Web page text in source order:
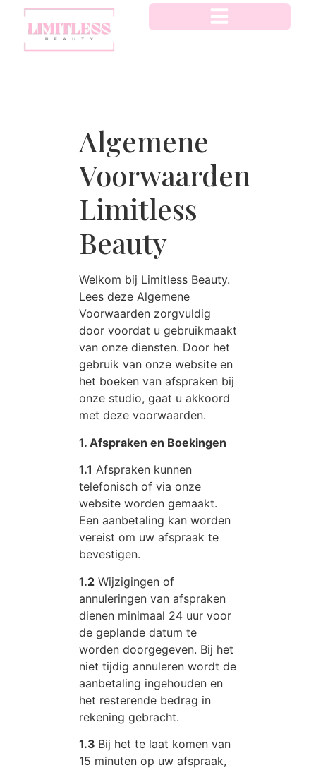
Algemene
Voorwaarden
Limitless
Beauty
Welkom bij Limitless Beauty.
Lees deze Algemene
Voorwaarden zorgvuldig
door voordat u gebruikmaakt
van onze diensten. Door het
gebruik van onze website en
het boeken van afspraken bij
onze studio, gaat u akkoord
met deze voorwaarden.
1. Afspraken en Boekingen
1.1 Afspraken kunnen
telefonisch of via onze
website worden gemaakt.
Een aanbetaling kan worden
vereist om uw afspraak te
bevestigen.
1.2 Wijzigingen of
annuleringen van afspraken
dienen minimaal 24 uur voor
de geplande datum te
worden doorgegeven. Bij het
niet tijdig annuleren wordt de
aanbetaling ingehouden en
het resterende bedrag in
rekening gebracht.
1.3 Bij het te laat komen van
15 minuten op uw afspraak,